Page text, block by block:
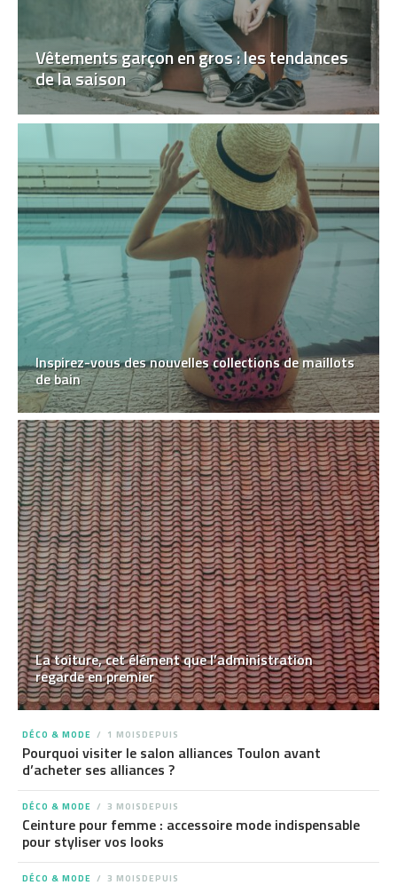
Vêtements garçon en gros : les tendances
de la saison
Inspirez-vous des nouvelles collections de maillots
de bain
La toiture, cet élément que l’administration
regarde en premier
DÉCO & MODE 1 MOISDEPUIS
Pourquoi visiter le salon alliances Toulon avant
d’acheter ses alliances ?
DÉCO & MODE 3 MOISDEPUIS
Ceinture pour femme : accessoire mode indispensable
pour styliser vos looks
DÉCO & MODE 3 MOISDEPUIS